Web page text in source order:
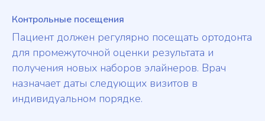
Контрольные посещения
Пациент должен регулярно посещать ортодонта
для промежуточной оценки результата и
получения новых наборов элайнеров. Врач
назначает даты следующих визитов в
индивидуальном порядке.